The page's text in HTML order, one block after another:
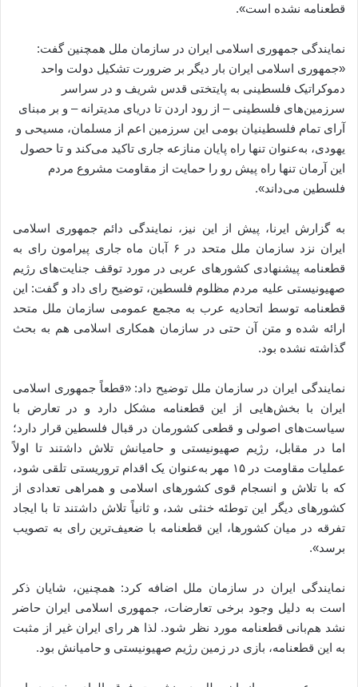
قطعنامه نشده است».
نمایندگی جمهوری اسلامی ایران در سازمان ملل همچنین گفت:
«جمهوری اسلامی ایران بار دیگر بر ضرورت تشکیل دولت واحد
دموکراتیک فلسطینی به پایتختی قدس شریف و در سراسر
سرزمین‌های‌ فلسطینی – از رود اردن تا دریای مدیترانه – و بر مبنای
آرای تمام فلسطینیان بومی این سرزمین اعم از مسلمان، مسیحی و
یهودی، به‌عنوان تنها راه پایان منازعه جاری تاکید می‌کند و تا حصول
این آرمان تنها راه پیش رو را حمایت از مقاومت مشروع مردم
فلسطین می‌داند».
به گزارش ایرنا، پیش از این نیز، نمایندگی دائم جمهوری اسلامی
ایران نزد سازمان ملل متحد در ۶ آبان ماه جاری پیرامون رای به
قطعنامه پیشنهادی کشورهای عربی در مورد توقف جنایت‌های رژیم
صهیونیستی علیه مردم مظلوم فلسطین، توضیح رای داد و گفت: این
قطعنامه توسط اتحادیه عرب به مجمع عمومی سازمان ملل متحد
ارائه شده و متن آن حتی در سازمان همکاری اسلامی هم به بحث
گذاشته نشده بود.
نمایندگی ایران در سازمان ملل توضیح داد: «قطعاً جمهوری اسلامی
ایران با بخش‌هایی از این قطعنامه مشکل دارد و در تعارض با
سیاست‌های اصولی و قطعی کشورمان در قبال فلسطین قرار دارد؛
اما در مقابل، رژیم صهیونیستی و حامیانش تلاش داشتند تا اولاً
عملیات مقاومت در ۱۵ مهر به‌عنوان یک اقدام تروریستی تلقی شود،
که با تلاش و انسجام قوی کشورهای اسلامی و همراهی تعدادی از
کشورهای دیگر این توطئه خنثی شد، و ثانیاً تلاش داشتند تا با ایجاد
تفرقه در میان کشورها، این قطعنامه با ضعیف‌ترین رای به تصویب
برسد».
نمایندگی ایران در سازمان ملل اضافه کرد: همچنین، شایان ذکر
است به دلیل وجود برخی تعارضات، جمهوری اسلامی ایران حاضر
نشد هم‌بانی قطعنامه مورد نظر شود. لذا هر رای ایران غیر از مثبت
به این قطعنامه، بازی در زمین رژیم صهیونیستی و حامیانش بود.